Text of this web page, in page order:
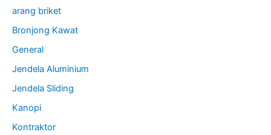
arang briket
Bronjong Kawat
General
Jendela Aluminium
Jendela Sliding
Kanopi
Kontraktor